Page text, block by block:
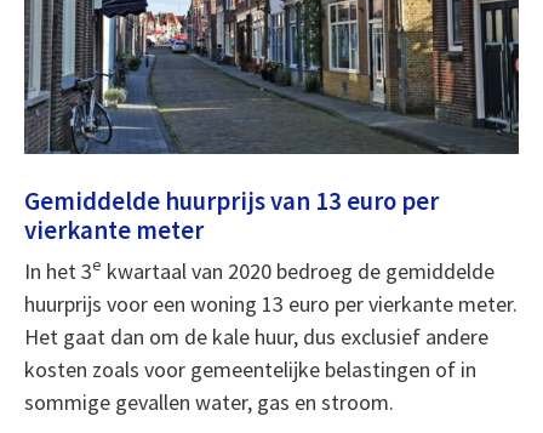
Gemiddelde huurprijs van 13 euro per
vierkante meter
In het 3e kwartaal van 2020 bedroeg de gemiddelde
huurprijs voor een woning 13 euro per vierkante meter.
Het gaat dan om de kale huur, dus exclusief andere
kosten zoals voor gemeentelijke belastingen of in
sommige gevallen water, gas en stroom.